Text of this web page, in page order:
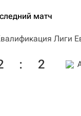
матч
Лиги
: 2